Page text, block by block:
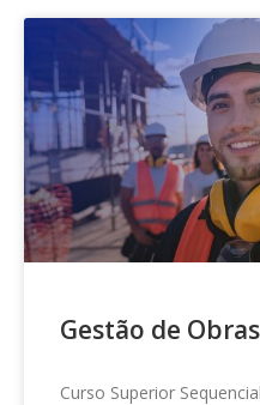
Gestão de
Curso Superior